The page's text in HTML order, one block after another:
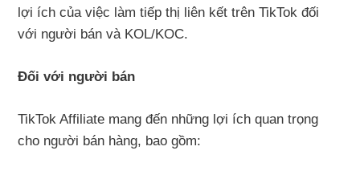
lợi ích của việc làm tiếp thị liên kết trên TikTok đối
với người bán và KOL/KOC.
Đối với người bán
TikTok Affiliate mang đến những lợi ích quan trọng
cho người bán hàng, bao gồm: